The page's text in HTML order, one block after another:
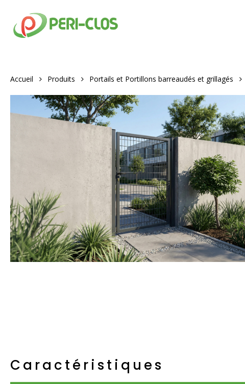
main
Accueil Produits Portails et Portillons barreaudés et grillagés
Caractéristiques